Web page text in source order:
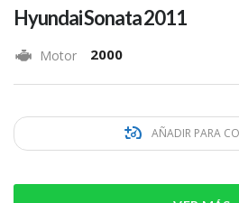
Hyundai Sonata 2011
Motor 2000
AÑADIR PARA